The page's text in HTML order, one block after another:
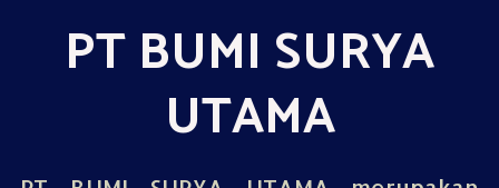
PT BUMI SURYA
UTAMA